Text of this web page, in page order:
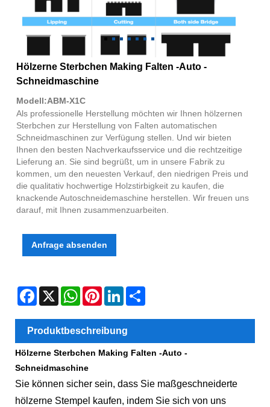
Hölzerne Sterbchen Making Falten -Auto -
Schneidmaschine
Modell:ABM-X1C
Als professionelle Herstellung möchten wir Ihnen hölzernen
Sterbchen zur Herstellung von Falten automatischen
Schneidmaschinen zur Verfügung stellen. Und wir bieten
Ihnen den besten Nachverkaufsservice und die rechtzeitige
Lieferung an. Sie sind begrüßt, um in unsere Fabrik zu
kommen, um den neuesten Verkauf, den niedrigen Preis und
die qualitativ hochwertige Holzstirbigkeit zu kaufen, die
knackende Autoschneidemaschine herstellen. Wir freuen uns
darauf, mit Ihnen zusammenzuarbeiten.
Anfrage absenden
Facebook
X WhatsAppPinterestLinkedIn
Produktbeschreibung
Hölzerne Sterbchen Making Falten -Auto -
Schneidmaschine
Sie können sicher sein, dass Sie maßgeschneiderte
hölzerne Stempel kaufen, indem Sie sich von uns